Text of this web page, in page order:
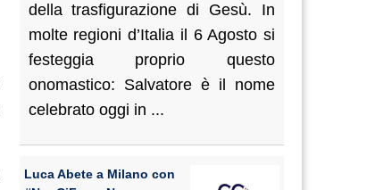
della trasfigurazione di Gesù. In
molte regioni d’Italia il 6 Agosto si
festeggia proprio questo
onomastico: Salvatore è il nome
celebrato oggi in ...
Luca Abete a Milano con